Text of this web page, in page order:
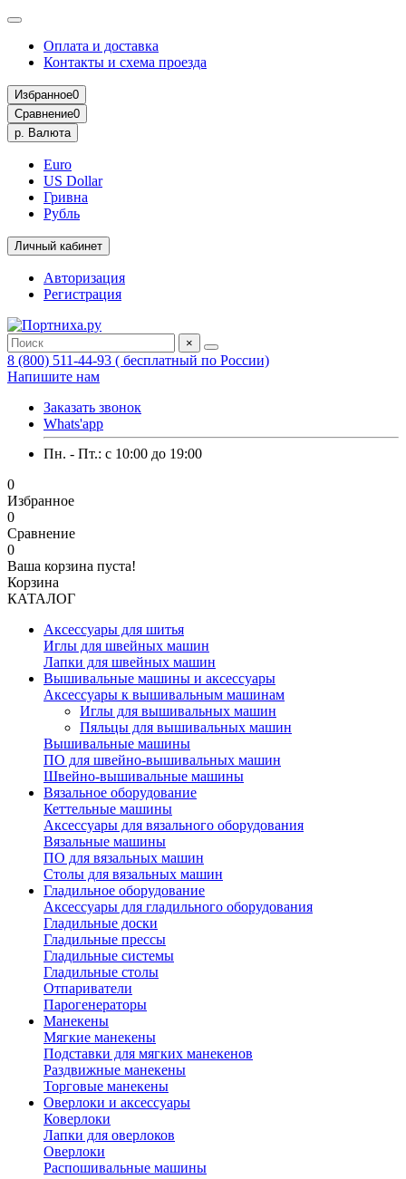
Оплата и доставка
Контакты и схема проезда
Избранное0
Сравнение0
р. Валюта
Euro
US Dollar
Гривна
Рубль
Личный кабинет
Авторизация
Регистрация
×
8 (800) 511-44-93 ( бесплатный по России)
Напишите нам
Заказать звонок
Whats'app
Пн. - Пт.: c 10:00 до 19:00
0
Избранное
0
Сравнение
0
Ваша корзина пуста!
Корзина
КАТАЛОГ
Аксессуары для шитья
Иглы для швейных машин
Лапки для швейных машин
Вышивальные машины и аксессуары
Аксессуары к вышивальным машинам
Иглы для вышивальных машин
Пяльцы для вышивальных машин
Вышивальные машины
ПО для швейно-вышивальных машин
Швейно-вышивальные машины
Вязальное оборудование
Кеттельные машины
Аксессуары для вязального оборудования
Вязальные машины
ПО для вязальных машин
Столы для вязальных машин
Гладильное оборудование
Аксессуары для гладильного оборудования
Гладильные доски
Гладильные прессы
Гладильные системы
Гладильные столы
Отпариватели
Парогенераторы
Манекены
Мягкие манекены
Подставки для мягких манекенов
Раздвижные манекены
Торговые манекены
Оверлоки и аксессуары
Коверлоки
Лапки для оверлоков
Оверлоки
Распошивальные машины